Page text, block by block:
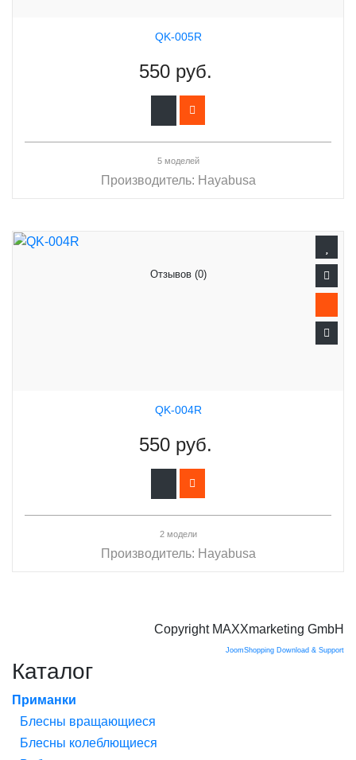
QK-005R
550 руб.
5 моделей
Производитель: Hayabusa
Отзывов (0)
QK-004R
550 руб.
2 модели
Производитель: Hayabusa
Copyright MAXXmarketing GmbH
JoomShopping Download & Support
Каталог
Приманки
Блесны вращающиеся
Блесны колеблющиеся